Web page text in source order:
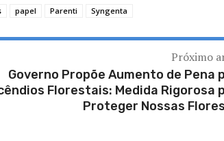
papel Parenti Syngenta
Próximo
Governo Propõe Aumento de Pena
Florestais: Medida Rigorosa
Proteger Nossas